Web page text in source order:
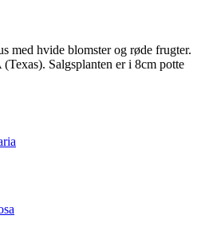
med hvide blomster og røde frugter.
Salgsplanten er i 8cm potte